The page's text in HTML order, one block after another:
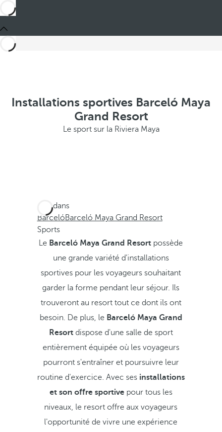
Installations sportives Barceló Maya
Grand Resort
Le sport sur la Riviera Maya
Ces dans
BarcelóBarceló Maya Grand Resort
Sports
Le Barceló Maya Grand Resort possède
une grande variété d'installations
sportives pour les voyageurs souhaitant
garder la forme pendant leur séjour. Ils
trouveront au resort tout ce dont ils ont
besoin. De plus, le Barceló Maya Grand
Resortdispose d'une salle de sport
entièrement équipée où les voyageurs
pourront s'entraîner et poursuivre leur
routine d'exercice. Avec ses installations
et son offre sportivepour tous les
niveaux, le resort offre aux voyageurs
l'opportunité de vivre une expérience